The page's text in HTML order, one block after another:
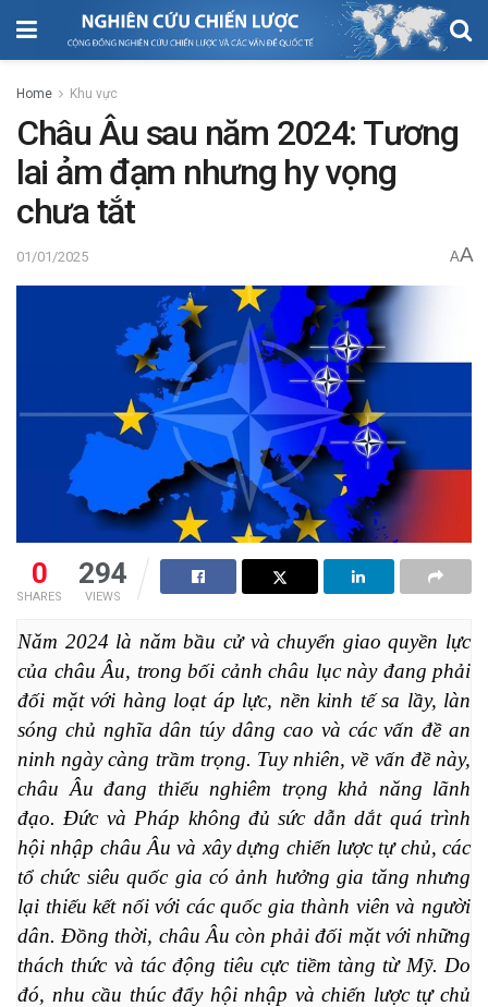
Home Khu vực
Châu Âu sau năm 2024: Tương
lai ảm đạm nhưng hy vọng
chưa tắt
01/01/2025 AA
0
SHARES
294
VIEWS
Năm 2024 là năm bầu cử và chuyển giao quyền lực
của châu Âu, trong bối cảnh châu lục này đang phải
đối mặt với hàng loạt áp lực, nền kinh tế sa lầy, làn
sóng chủ nghĩa dân túy dâng cao và các vấn đề an
ninh ngày càng trầm trọng. Tuy nhiên, về vấn đề này,
châu Âu đang thiếu nghiêm trọng khả năng lãnh
đạo. Đức và Pháp không đủ sức dẫn dắt quá trình
hội nhập châu Âu và xây dựng chiến lược tự chủ, các
tổ chức siêu quốc gia có ảnh hưởng gia tăng nhưng
lại thiếu kết nối với các quốc gia thành viên và người
dân. Đồng thời, châu Âu còn phải đối mặt với những
thách thức và tác động tiêu cực tiềm tàng từ Mỹ. Do
đó, nhu cầu thúc đẩy hội nhập và chiến lược tự chủ